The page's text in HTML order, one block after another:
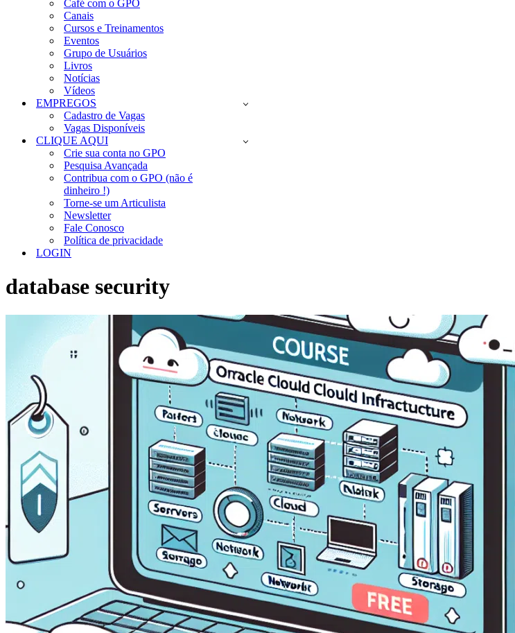
Café com o GPO
Canais
Cursos e Treinamentos
Eventos
Grupo de Usuários
Livros
Notícias
Vídeos
EMPREGOS
Cadastro de Vagas
Vagas Disponíveis
CLIQUE AQUI
Crie sua conta no GPO
Pesquisa Avançada
Contribua com o GPO (não é
dinheiro !)
Torne-se um Articulista
Newsletter
Fale Conosco
Política de privacidade
LOGIN
database security